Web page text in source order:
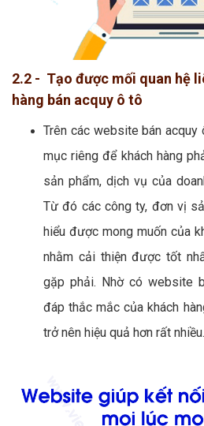
2.2 - Tạo được mối quan hệ
hàng bán acquy ô tô
Trên các website bán
mục riêng để khách hàng
sản phẩm, dịch vụ của
Từ đó các công ty, đơn vị
hiểu được mong muốn của
nhằm cải thiện được tốt
gặp phải. Nhờ có website
đáp thắc mắc của khách
trở nên hiệu quả hơn rất nhiều.